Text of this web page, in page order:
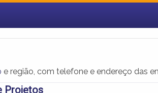
e região, com telefone e endereço das
Projetos